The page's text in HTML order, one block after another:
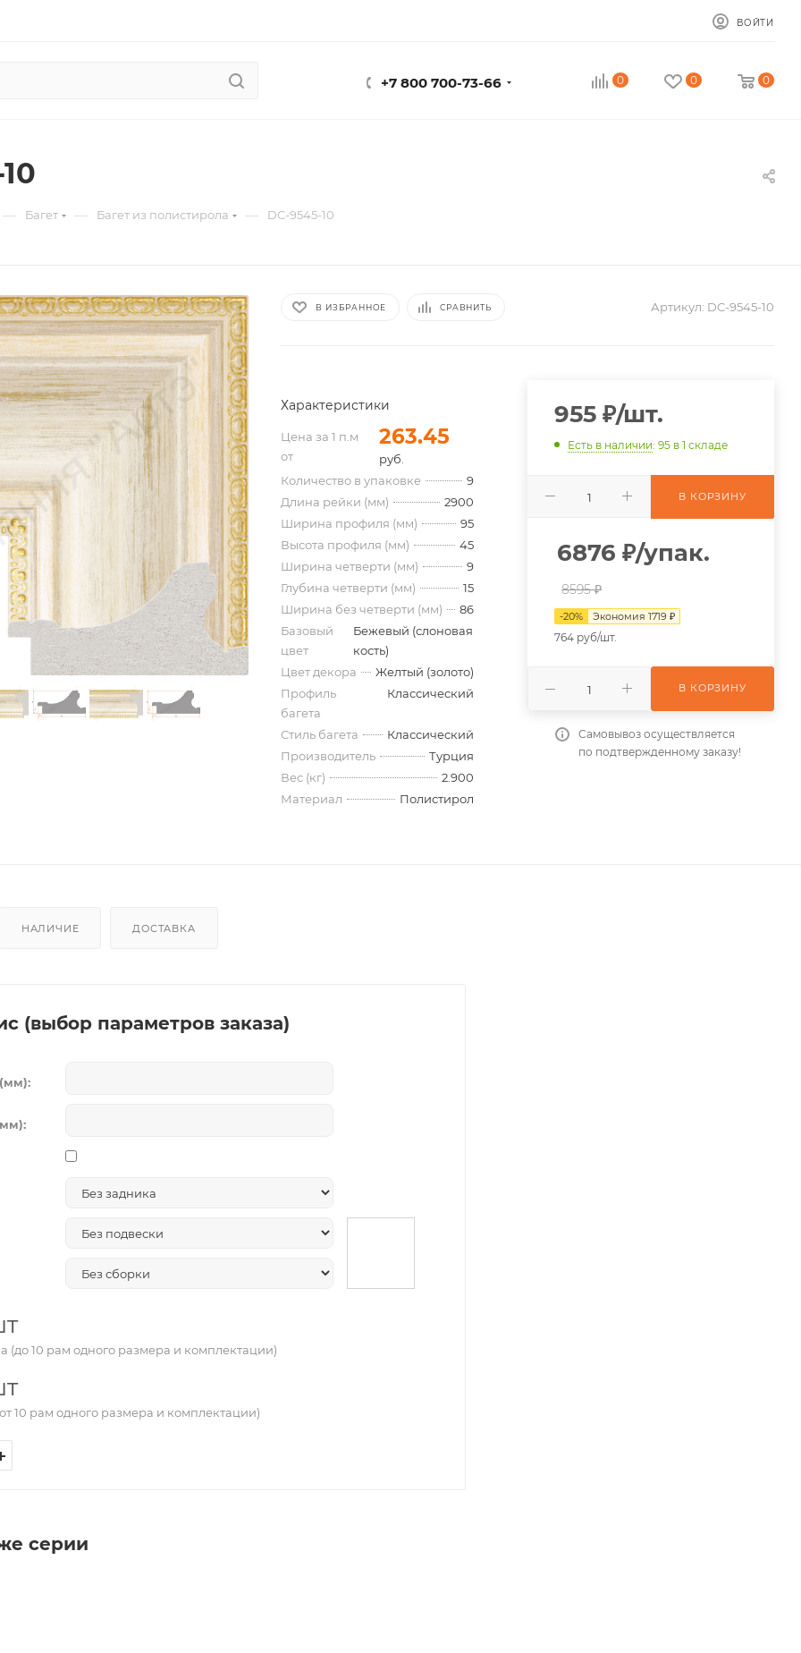
ВОЙТИ
+7 800 700-73-66 0 0 0
— Багет — Багет из полистирола — DC-9545-10
В ИЗБРАННОЕ СРАВНИТЬ Артикул: DC-9545-10
Характеристики
Цена за 1 п.м
от
263.45
руб.
Количество в упаковке
9
Длина рейки (мм)
2900
Ширина профиля (мм)
95
Высота профиля (мм)
45
Ширина четверти (мм)
9
Глубина четверти (мм)
15
Ширина без четверти (мм)
86
Базовый
цвет
Бежевый (слоновая
кость)
Цвет декора
Желтый (золото)
Профиль
багета
Классический
Стиль багета
Классический
Производитель
Турция
Вес (кг)
2.900
Материал
Полистирол
955 ₽/шт.
Есть в наличии: 95 в 1 складе
В КОРЗИНУ
6876 ₽/упак.
8595 ₽
-20% Экономия1719 ₽
764 руб/шт.
В КОРЗИНУ
Самовывоз осуществляется
по подтвержденному заказу!
НАЛИЧИЕ ДОСТАВКА
(выбор параметров заказа)
(до 10 рам одного размера и комплектации)
10 рам одного размера и комплектации)
серии